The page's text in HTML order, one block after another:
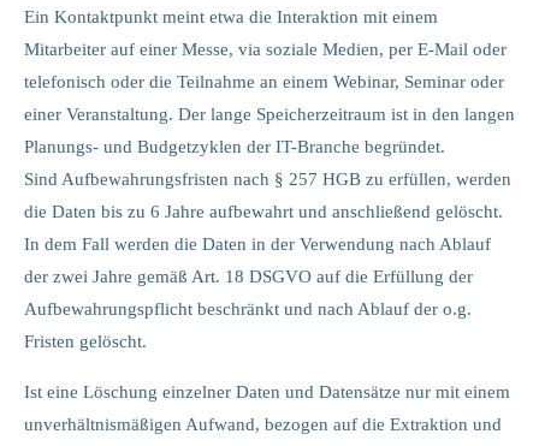
Ein Kontaktpunkt meint etwa die Interaktion mit einem
Mitarbeiter auf einer Messe, via soziale Medien, per E-Mail oder
telefonisch oder die Teilnahme an einem Webinar, Seminar oder
einer Veranstaltung. Der lange Speicherzeitraum ist in den langen
Planungs- und Budgetzyklen der IT-Branche begründet.
Sind Aufbewahrungsfristen nach § 257 HGB zu erfüllen, werden
die Daten bis zu 6 Jahre aufbewahrt und anschließend gelöscht.
In dem Fall werden die Daten in der Verwendung nach Ablauf
der zwei Jahre gemäß Art. 18 DSGVO auf die Erfüllung der
Aufbewahrungspflicht beschränkt und nach Ablauf der o.g.
Fristen gelöscht.
Ist eine Löschung einzelner Daten und Datensätze nur mit einem
unverhältnismäßigen Aufwand, bezogen auf die Extraktion und